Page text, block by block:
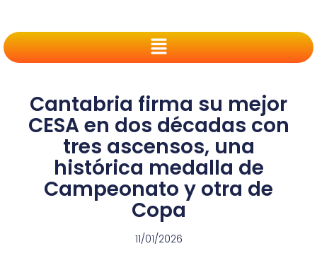
Cantabria firma su mejor
CESA en dos décadas con
tres ascensos, una
histórica medalla de
Campeonato y otra de
Copa
11/01/2026